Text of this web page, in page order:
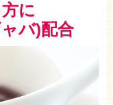
に
バ)配合